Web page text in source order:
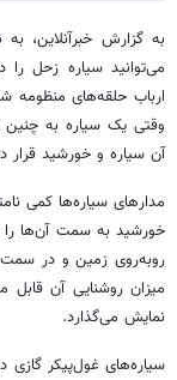
می‌توانید سیاره زحل
ارباب حلقه‌های منظومه
وقتی یک سیاره به
آن سیاره و خورشید قرار
مدارهای سیاره‌ها کمی
خورشید به سمت آن‌ها
روبه‌روی زمین و در سمت
میزان روشنایی آن
نمایش می‌گذارد.
سیاره‌های غول‌پیکر گازی